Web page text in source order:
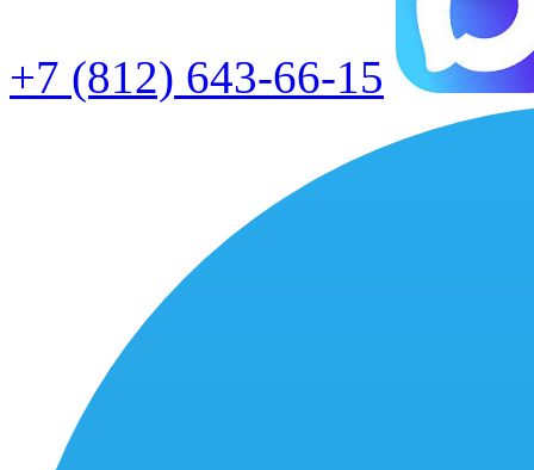
+7 (812) 643-66-15